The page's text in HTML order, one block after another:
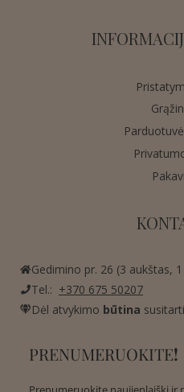
Gedimino pr. 26 (3 aukštas, 1
Tel.: +370 675 50207
Dėl atvykimo būtina
PRENUMERUOKITE!